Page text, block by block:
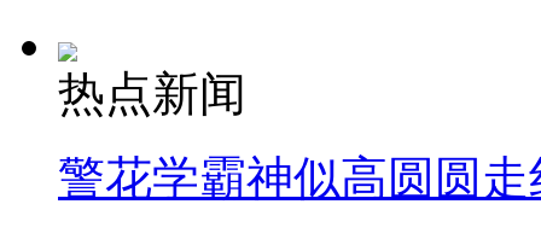
热点新闻
警花学霸神似高圆圆走